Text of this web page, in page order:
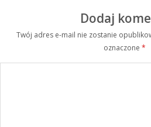
Dodaj
Twój adres e-mail nie zostanie
oznaczone *